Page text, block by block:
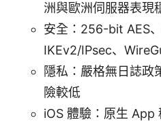
洲與歐洲伺服器表現
安全：256-bit AES
IKEv2/IPsec、
隱私：嚴格無日誌政
險較低
iOS 體驗：原生 App